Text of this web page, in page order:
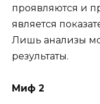
проявляются и
является
Лишь анализы
результаты.
Миф 2